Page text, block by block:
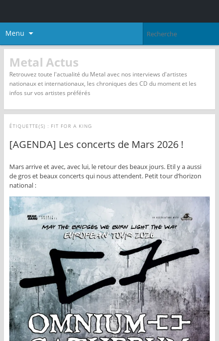
Menu
Metal Actus
Retrouvez toute l'actualité du Metal avec nos interviews d'artistes
nationaux et internationaux, les chroniques des CD du moment et les
infos sur vos artistes préférés
ÉTIQUETTE(S) : FIT FOR A KING
[AGENDA] Les concerts de Mars 2026 !
Mars arrive et avec, avec lui, le retour des beaux jours. Etil y a aussi
de gros et beaux concerts qui nous attendent. Petit tour d’horizon
national :